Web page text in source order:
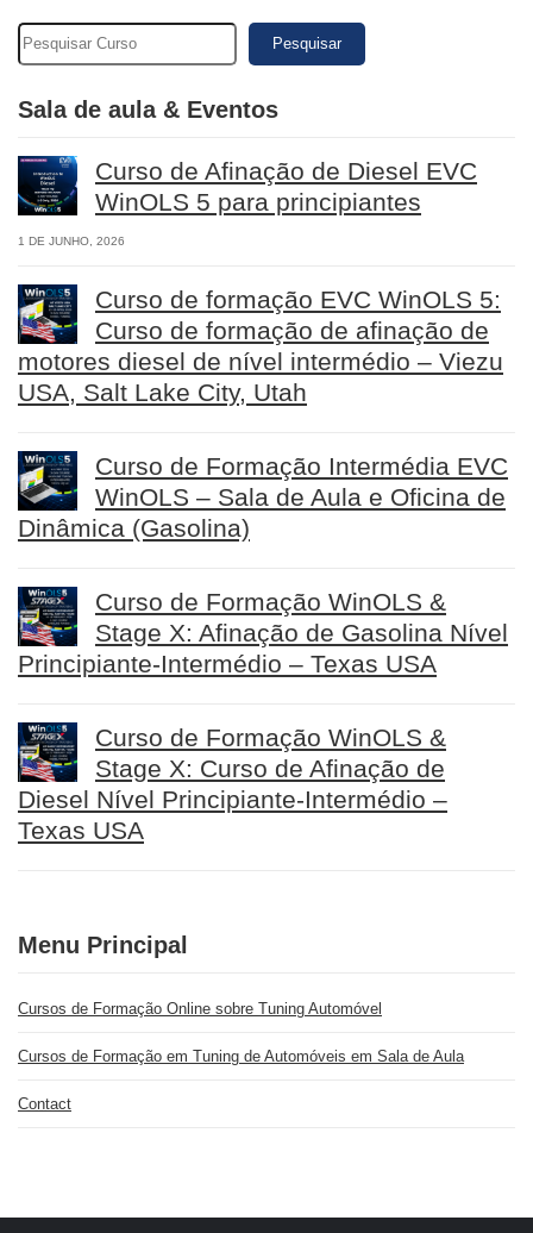
Pesquisar
Sala de aula & Eventos
Curso de Afinação de Diesel EVC
WinOLS 5 para principiantes
1 DE JUNHO, 2026
Curso de formação EVC WinOLS 5:
Curso de formação de afinação de
motores diesel de nível intermédio – Viezu
USA, Salt Lake City, Utah
Curso de Formação Intermédia EVC
WinOLS – Sala de Aula e Oficina de
Dinâmica (Gasolina)
Curso de Formação WinOLS &
Stage X: Afinação de Gasolina Nível
Principiante-Intermédio – Texas USA
Curso de Formação WinOLS &
Stage X: Curso de Afinação de
Diesel Nível Principiante-Intermédio –
Texas USA
Menu Principal
Cursos de Formação Online sobre Tuning Automóvel
Cursos de Formação em Tuning de Automóveis em Sala de Aula
Contact